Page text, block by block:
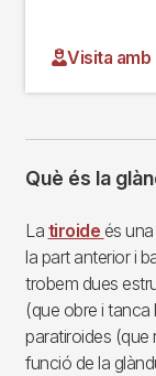
Visita
Què és la
La tiroide és
la part anterior i
trobem dues
(que obre i
paratiroides (que
funció de la